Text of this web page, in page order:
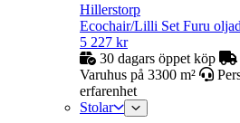
Hillerstorp
Ecochair/Lilli Set Furu
5 227 kr
30 dagars öppet köp
Varuhus på 3300 m²
erfarenhet
Stolar